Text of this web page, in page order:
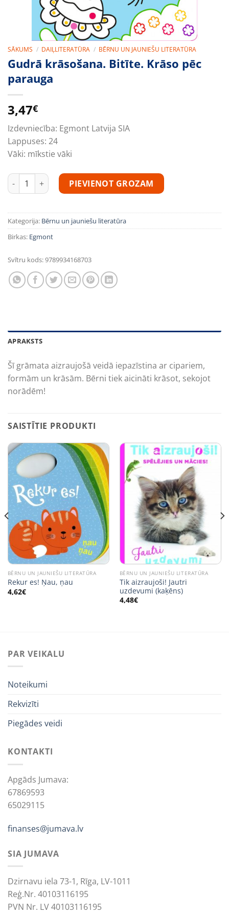
SĀKUMS / DAIĻLITERATŪRA / BĒRNU UN JAUNIEŠU LITERATŪRA
Gudrā krāsošana. Bitīte. Krāso pēc
parauga
3,47€
Izdevniecība: Egmont Latvija SIA
Lappuses: 24
Vāki: mīkstie vāki
Gudrā krāsošana. Bitīte. Krāso pēc parauga daudzums
PIEVIENOT GROZAM
Kategorija: Bērnu un jauniešu literatūra
Birkas: Egmont
Svītru kods:9789934168703
APRAKSTS
Šī grāmata aizraujošā veidā iepazīstina ar cipariem,
formām un krāsām. Bērni tiek aicināti krāsot, sekojot
norādēm!
SAISTĪTIE PRODUKTI
BĒRNU UN JAUNIEŠU LITERATŪRA
Rekur es! Ņau, ņau
4,62€
BĒRNU UN JAUNIEŠU LITERATŪRA
Tik aizraujoši! Jautri
uzdevumi (kaķēns)
4,48€
PAR VEIKALU
Noteikumi
Rekvizīti
Piegādes veidi
KONTAKTI
Apgāds Jumava:
67869593
65029115
finanses@jumava.lv
SIA JUMAVA
Dzirnavu iela 73-1, Rīga, LV-1011
Reģ.Nr. 40103116195
PVN Nr. LV 40103116195